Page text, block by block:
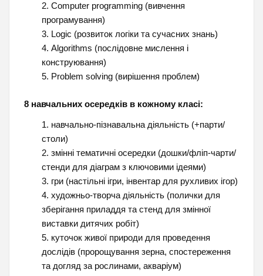
Computer programming (вивчення
програмування)
Logic (розвиток логіки та сучасних знань)
Algorithms (послідовне мислення і
конструювання)
Problem solving (вирішення проблем)
8 навчальних осередків в кожному класі:
навчально-пізнавальна діяльність (+парти/
столи)
змінні тематичні осередки (дошки/фліп-чарти/
стенди для діаграм з ключовими ідеями)
гри (настільні ігри, інвентар для рухливих ігор)
художньо-творча діяльність (полички для
зберігання приладдя та стенд для змінної
виставки дитячих робіт)
куточок живої природи для проведення
дослідів (пророщування зерна, спостереження
та догляд за рослинами, акваріум)